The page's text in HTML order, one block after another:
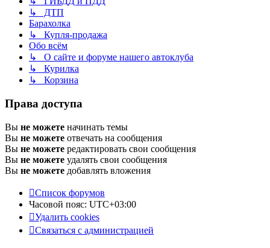
↳ ДТП
Барахолка
↳ Купля-продажа
Обо всём
↳ О сайте и форуме нашего автоклуба
↳ Курилка
↳ Корзина
Права доступа
Вы не можете начинать темы
Вы не можете отвечать на сообщения
Вы не можете редактировать свои сообщения
Вы не можете удалять свои сообщения
Вы не можете добавлять вложения
Список форумов
Часовой пояс: UTC+03:00
Удалить cookies
Связаться с администрацией